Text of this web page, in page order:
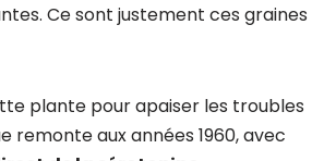
Ce sont justement ces graines
plante pour apaiser les troubles
remonte aux années 1960, avec